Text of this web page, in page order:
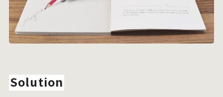
Solution